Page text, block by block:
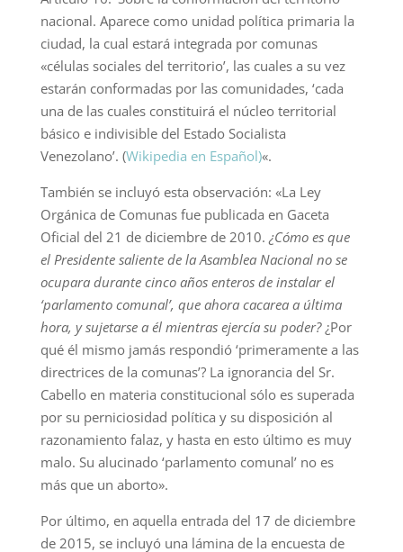
nacional. Aparece como unidad política primaria la
ciudad, la cual estará integrada por comunas
«células sociales del territorio’, las cuales a su vez
estarán conformadas por las comunidades, ‘cada
una de las cuales constituirá el núcleo territorial
básico e indivisible del Estado Socialista
Venezolano’. (Wikipedia en Español)«.
También se incluyó esta observación: «La Ley
Orgánica de Comunas fue publicada en Gaceta
Oficial del 21 de diciembre de 2010. ¿Cómo es que
el Presidente saliente de la Asamblea Nacional no se
ocupara durante cinco años enteros de instalar el
‘parlamento comunal’, que ahora cacarea a última
hora, y sujetarse a él mientras ejercía su poder?¿Por
qué él mismo jamás respondió ‘primeramente a las
directrices de la comunas’? La ignorancia del Sr.
Cabello en materia constitucional sólo es superada
por su perniciosidad política y su disposición al
razonamiento falaz, y hasta en esto último es muy
malo. Su alucinado ‘parlamento comunal’ no es
más que un aborto».
Por último, en aquella entrada del 17 de diciembre
de 2015, se incluyó una lámina de la encuesta de